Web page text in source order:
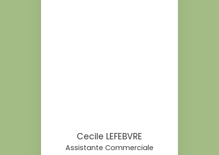
Cecile LEFEBVRE
Assistante Commerciale